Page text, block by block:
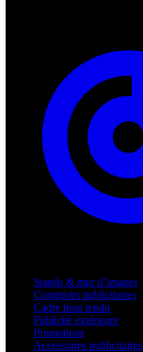
Stands & mur d’images
Comptoirs publicitaires
Cadre tissu tendu
Publicité extérieure
Promotions
Accessoires publicitaires